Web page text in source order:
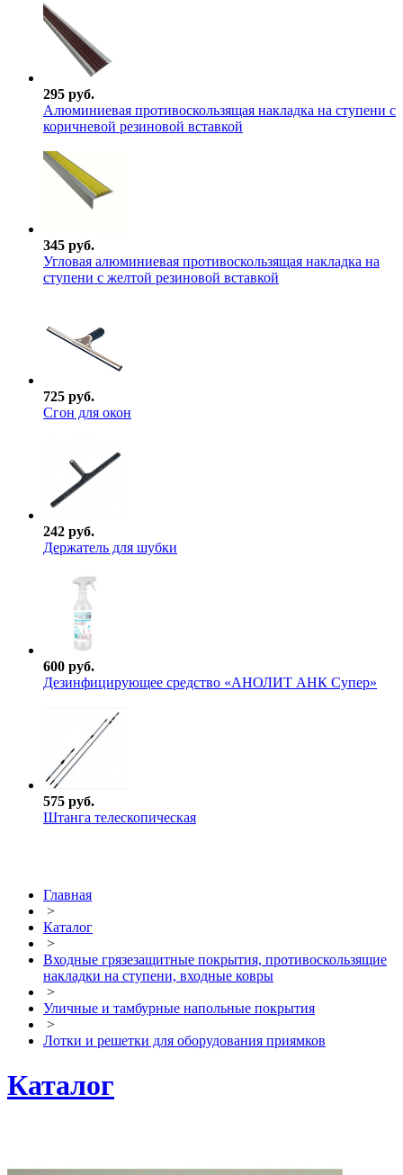
295 руб.
Алюминиевая противоскользящая накладка на ступени с
коричневой резиновой вставкой
345 руб.
Угловая алюминиевая противоскользящая накладка на
ступени с желтой резиновой вставкой
725 руб.
Сгон для окон
242 руб.
Держатель для шубки
600 руб.
Дезинфицирующее средство «АНОЛИТ АНК Супер»
575 руб.
Штанга телескопическая
Главная
>
Каталог
>
Входные грязезащитные покрытия, противоскользящие
накладки на ступени, входные ковры
>
Уличные и тамбурные напольные покрытия
>
Лотки и решетки для оборудования приямков
Каталог